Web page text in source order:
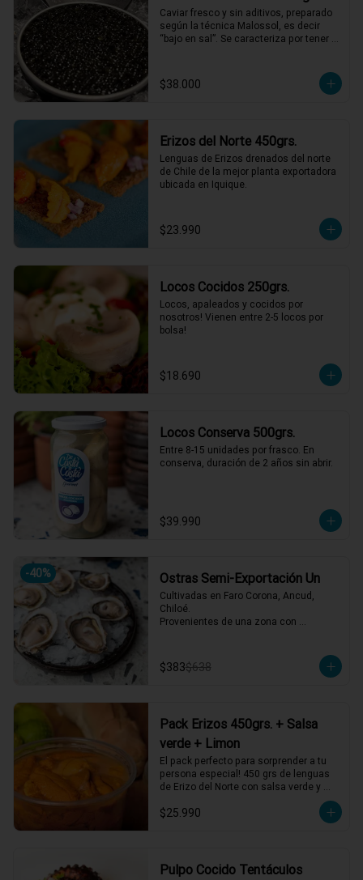
Caviar fresco y sin aditivos, preparado
según la técnica Malossol, es decir
“bajo en sal”. Se caracteriza por tener
marinos, con matices únicos para cada
cosecha. De calibre entre 2,7 y 3,1 mm,
$38.000
Erizos del Norte 450grs.
Lenguas de Erizos drenados del norte
de Chile de la mejor planta exportadora
ubicada en Iquique.
$23.990
Locos Cocidos 250grs.
Locos, apaleados y cocidos por
nosotros! Vienen entre 2-5 locos por
bolsa!
$18.690
Locos Conserva 500grs.
Entre 8-15 unidades por frasco. En
conserva, duración de 2 años sin abrir.
$39.990
-40% Ostras Semi-Exportación Un
Cultivadas en Faro Corona, Ancud,
Chiloé.
Provenientes de una zona con
Se reciben vivas semanalmente y se
abren al momento del servicio.
$383$638
Pack Erizos 450grs. + Salsa
verde + Limon
El pack perfecto para sorprender a tu
persona especial! 450 grs de lenguas
de Erizo del Norte con salsa verde y
$25.990
Pulpo Cocido Tentáculos